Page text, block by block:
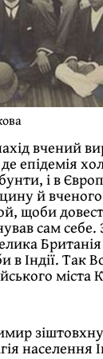
вчений
де епідемія
і в
й
щоби
сам себе.
Британія
в Індії. Так
міста
населення